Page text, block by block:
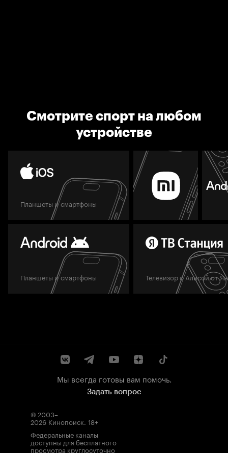
Смотрите спорт на любом
устройстве
Планшеты и смартфоны
Планшеты и смартфоны Телевизор с Алисой от
Мы всегда готовы вам помочь.
Задать вопрос
© 2003–
2026 Кинопоиск. 18+
Федеральные каналы
доступны для бесплатного
просмотра круглосуточно